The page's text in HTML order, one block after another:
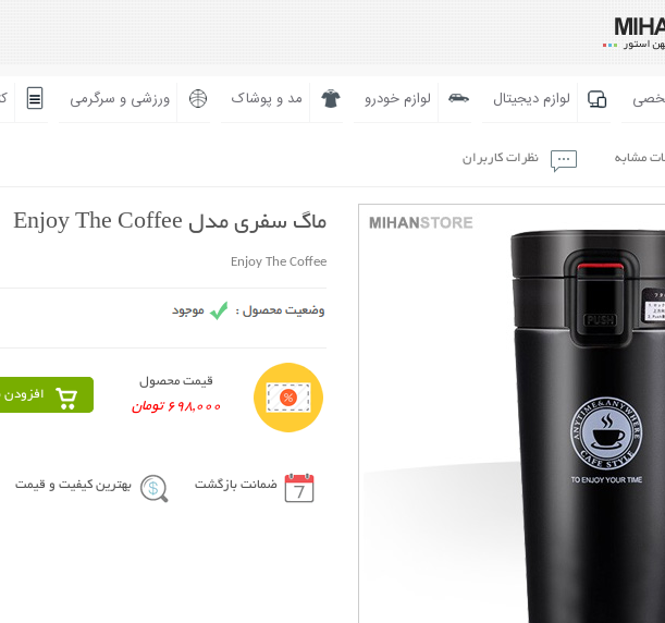
لوازم دیجیتال لوازم خودرو مد و پوشاک ورزشی و سرگرمی
مشابه نظرات کاربران
ماگ سفری مدل Enjoy The Coffee
Enjoy The Coffee
قیمت محصول
698,000 تومان
افزودن
ضمانت بازگشت بهترین کیفیت و قیمت